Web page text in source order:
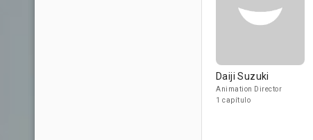
Daiji Suzuki
Animation Director
1 capítulo